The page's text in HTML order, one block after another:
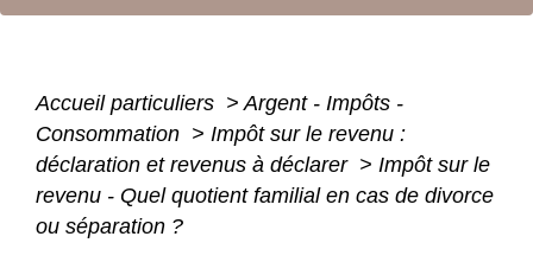
Accueil particuliers > Argent - Impôts -
Consommation > Impôt sur le revenu :
déclaration et revenus à déclarer > Impôt sur le
revenu - Quel quotient familial en cas de divorce
ou séparation ?